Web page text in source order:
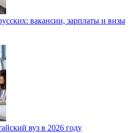
вакансии, зарплаты и визы
вуз в 2026 году